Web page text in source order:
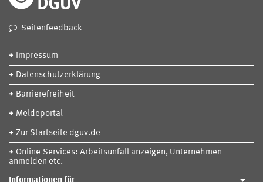
Seitenfeedback
Impressum
Datenschutzerklärung
Barrierefreiheit
Meldeportal
Zur Startseite dguv.de
Online-Services: Arbeitsunfall anzeigen, Unternehmen
anmelden etc.